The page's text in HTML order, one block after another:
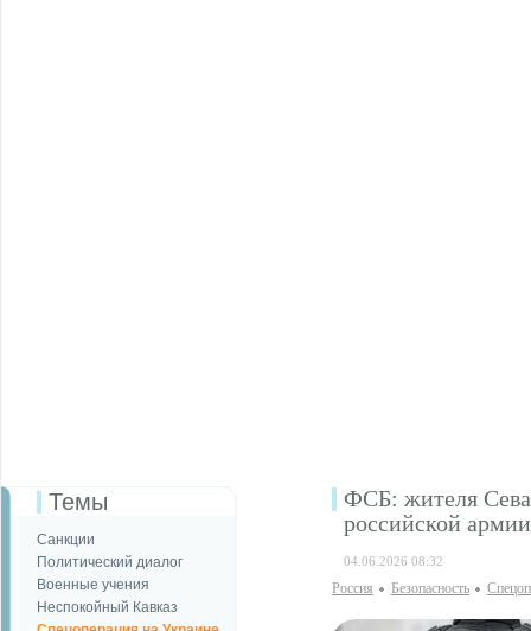
Темы
Санкции
Политический диалог
Военные учения
Неспокойный Кавказ
ФСБ: жителя
российской армии
04.06.2026 08:32
Россия Безопаcность